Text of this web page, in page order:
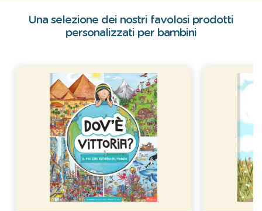
Una selezione dei nostri favolosi prodotti
personalizzati per bambini